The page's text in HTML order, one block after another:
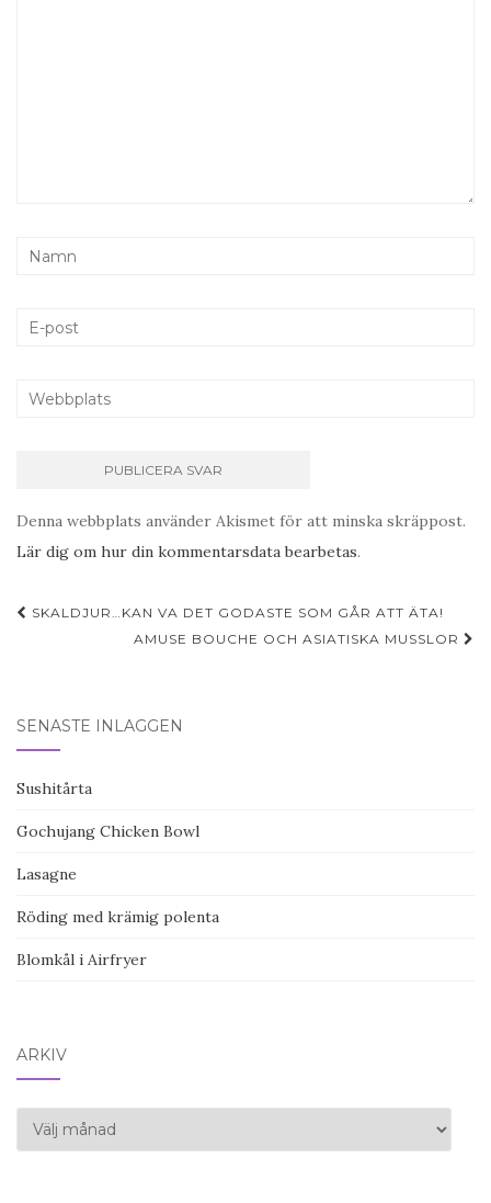
Denna webbplats använder Akismet för att minska skräppost.
Lär dig om hur din kommentarsdata bearbetas.
Inläggsnavigering
SKALDJUR…KAN VA DET GODASTE SOM GÅR ATT ÄTA!
AMUSE BOUCHE OCH ASIATISKA MUSSLOR
SENASTE INLÄGGEN
Sushitårta
Gochujang Chicken Bowl
Lasagne
Röding med krämig polenta
Blomkål i Airfryer
ARKIV
Arkiv